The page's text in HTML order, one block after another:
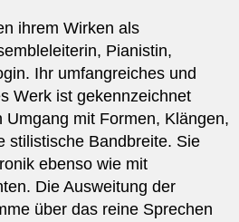
ihrem Wirken als
Pianistin,
Ihr umfangreiches und
Werk ist gekennzeichnet
Umgang mit Formen, Klängen,
stilistische Bandbreite. Sie
ebenso wie mit
Die Ausweitung der
über das reine Sprechen